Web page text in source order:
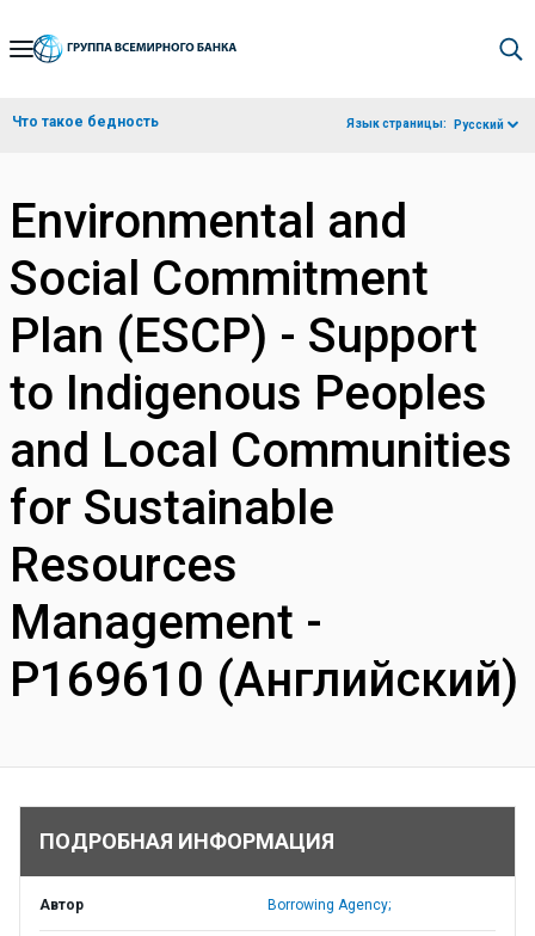
Skip
Navigation
Что такое бедность Язык страницы: Русский
Environmental and
Social Commitment
Plan (ESCP) - Support
to Indigenous Peoples
and Local Communities
for Sustainable
Resources
Management -
P169610 (Английский)
ПОДРОБНАЯ ИНФОРМАЦИЯ
Автор Borrowing Agency;